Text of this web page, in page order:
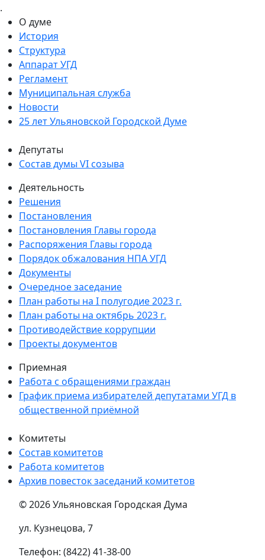
.
О думе
История
Структура
Аппарат УГД
Регламент
Муниципальная служба
Новости
25 лет Ульяновской Городской Думе
Депутаты
Состав думы VI созыва
Деятельность
Решения
Постановления
Постановления Главы города
Распоряжения Главы города
Порядок обжалования НПА УГД
Документы
Очередное заседание
План работы на I полугодие 2023 г.
План работы на октябрь 2023 г.
Противодействие коррупции
Проекты документов
Приемная
Работа с обращениями граждан
График приема избирателей депутатами УГД в
общественной приёмной
Комитеты
Состав комитетов
Работа комитетов
Архив повесток заседаний комитетов
© 2026 Ульяновская Городская Дума
ул. Кузнецова, 7
Телефон: (8422) 41-38-00